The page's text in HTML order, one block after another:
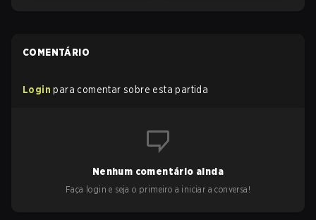
COMENTÁRIO
Login para comentar sobre esta partida
Nenhum comentário ainda
Faça login e seja o primeiro a iniciar a conversa!